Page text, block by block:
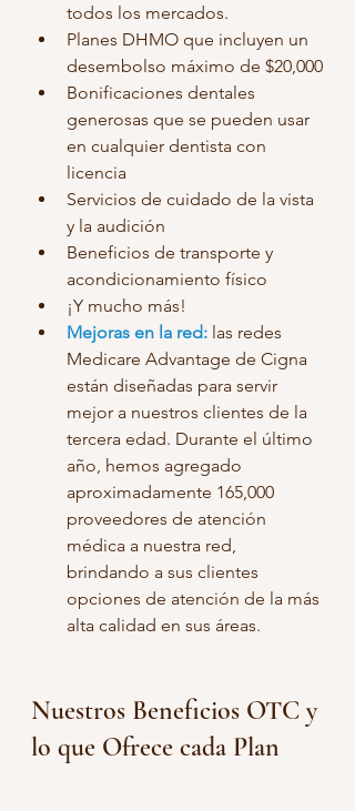
todos los mercados.
Planes DHMO que incluyen un
desembolso máximo de $20,000
Bonificaciones dentales
generosas que se pueden usar
en cualquier dentista con
licencia
Servicios de cuidado de la vista
y la audición
Beneficios de transporte y
acondicionamiento físico
¡Y mucho más!
Mejoras en la red: las redes
Medicare Advantage de Cigna
están diseñadas para servir
mejor a nuestros clientes de la
tercera edad. Durante el último
año, hemos agregado
aproximadamente 165,000
proveedores de atención
médica a nuestra red,
brindando a sus clientes
opciones de atención de la más
alta calidad en sus áreas.
Nuestros Beneficios OTC y
lo que Ofrece cada Plan